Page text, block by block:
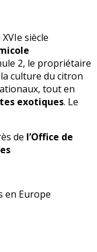
siècle
2, le propriétaire
culture du citron
tout en
exotiques. Le
de l’Office de
en Europe